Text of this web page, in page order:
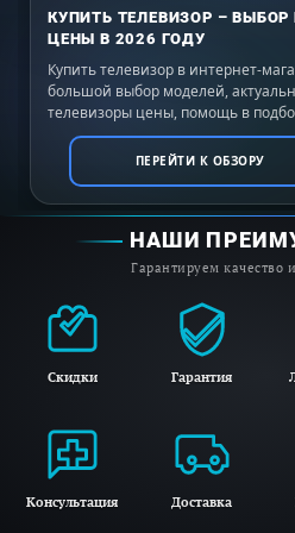
КУПИТЬ ТЕЛЕВИЗОР – ВЫБОР
ЦЕНЫ В 2026 ГОДУ
Купить телевизор в интернет-
большой выбор моделей,
телевизоры цены, помощь в
выгодные условия покупки с
всей России.ПЕРЕЙТИ К ОБЗОРУ
НАШИ
Гарантируем качество
Скидки Гарантия
Консультация Доставка